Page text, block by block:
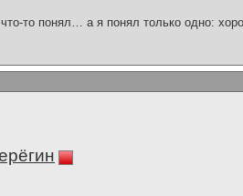
то понял… а я понял только одно: